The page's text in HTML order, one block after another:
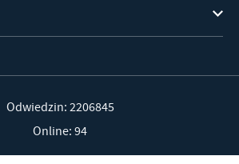
Odwiedzin: 2206845
Online: 94